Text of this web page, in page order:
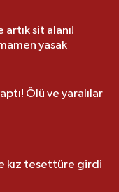
sit alanı!
yasak
Ölü ve yaralılar
kız tesettüre girdi